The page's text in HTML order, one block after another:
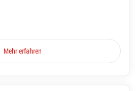
Mehr erfahren